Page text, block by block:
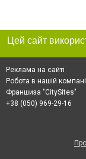
Реклама на сайті
Робота в нашій
Франшиза "CitySites"
+38 (050) 969-29-16